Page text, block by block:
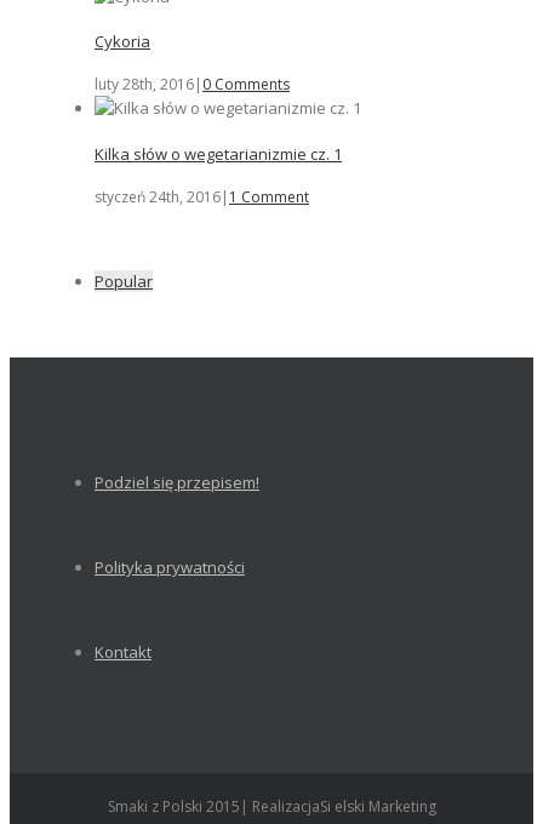
Cykoria
luty 28th, 2016| 0 Comments
Kilka słów o wegetarianizmie cz. 1
styczeń 24th, 2016| 1 Comment
Popular
Podziel się przepisem!
Polityka prywatności
Kontakt
Smaki z Polski 2015| RealizacjaSi elski Marketing